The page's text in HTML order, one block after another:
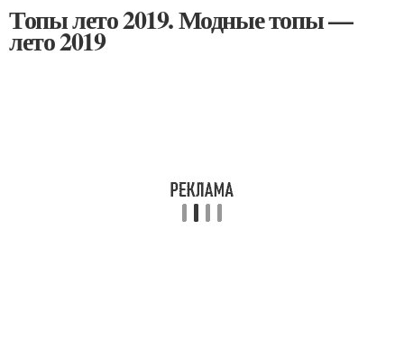
Топы лето 2019. Модные топы —
лето 2019